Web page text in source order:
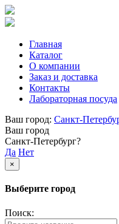
Главная
Каталог
О компании
Заказ и доставка
Контакты
Лабораторная посуда
Ваш город: Санкт-
Ваш город
Санкт-Петербург?
Да Нет
×
Выберите город
Поиск: